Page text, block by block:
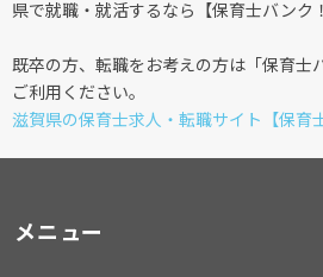
県で就職・就活するなら【保育士バンク
既卒の方、転職をお考えの方は「保育士
ご利用ください。
滋賀県の保育士求人・転職サイト【保育
メニュー